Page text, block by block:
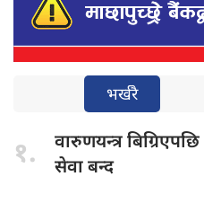
भर्खरै
१. वारुणयन्त्र बिग्रिएपछि
सेवा बन्द